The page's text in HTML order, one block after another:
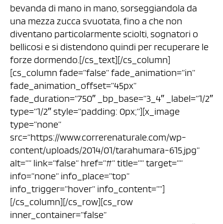
bevanda di mano in mano, sorseggiandola da
una mezza zucca svuotata, fino a che non
diventano particolarmente sciolti, sognatori o
bellicosi e si distendono quindi per recuperare le
forze dormendo.[/cs_text][/cs_column]
[cs_column fade=”false” fade_animation=”in”
fade_animation_offset=”45px”
fade_duration=”750″ _bp_base=”3_4″ _label=”1/2″
type=”1/2″ style=”padding: 0px;”][x_image
type=”none”
src=”https://www.correrenaturale.com/wp-
content/uploads/2014/01/tarahumara-615.jpg”
alt=”” link=”false” href=”#” title=”” target=””
info=”none” info_place=”top”
info_trigger=”hover” info_content=””]
[/cs_column][/cs_row][cs_row
inner_container=”false”